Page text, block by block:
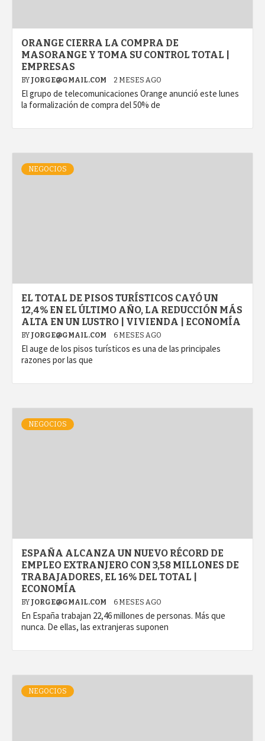
ORANGE CIERRA LA COMPRA DE
MASORANGE Y TOMA SU CONTROL TOTAL |
EMPRESAS
BY JORGE@GMAIL.COM 2 MESES AGO
El grupo de telecomunicaciones Orange anunció este lunes
la formalización de compra del 50% de
NEGOCIOS
EL TOTAL DE PISOS TURÍSTICOS CAYÓ UN
12,4% EN EL ÚLTIMO AÑO, LA REDUCCIÓN MÁS
ALTA EN UN LUSTRO | VIVIENDA | ECONOMÍA
BY JORGE@GMAIL.COM 6 MESES AGO
El auge de los pisos turísticos es una de las principales
razones por las que
NEGOCIOS
ESPAÑA ALCANZA UN NUEVO RÉCORD DE
EMPLEO EXTRANJERO CON 3,58 MILLONES DE
TRABAJADORES, EL 16% DEL TOTAL |
ECONOMÍA
BY JORGE@GMAIL.COM 6 MESES AGO
En España trabajan 22,46 millones de personas. Más que
nunca. De ellas, las extranjeras suponen
NEGOCIOS